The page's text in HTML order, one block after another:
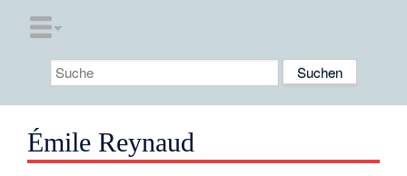
Émile Reynaud